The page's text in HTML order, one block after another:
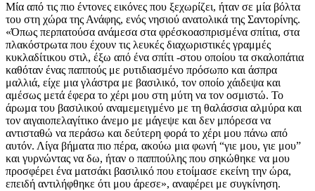
Μία από τις πιο έντονες εικόνες που ξεχωρίζει, ήταν σε μία βόλτα
του στη χώρα της Ανάφης, ενός νησιού ανατολικά της Σαντορίνης.
«Όπως περπατούσα ανάμεσα στα φρέσκοασπρισμένα σπίτια, στα
πλακόστρωτα που έχουν τις λευκές διαχωριστικές γραμμές
κυκλαδίτικου στιλ, έξω από ένα σπίτι -στου οποίου τα σκαλοπάτια
καθόταν ένας παππούς με ρυτιδιασμένο πρόσωπο και άσπρα
μαλλιά, είχε μια γλάστρα με βασιλικό, τον οποίο χάιδεψα και
αμέσως μετά έφερα το χέρι μου στη μύτη να τον οσμιστώ. Το
άρωμα του βασιλικού αναμεμειγμένο με τη θαλάσσια αλμύρα και
τον αιγαιοπελαγίτικο άνεμο με μάγεψε και δεν μπόρεσα να
αντισταθώ να περάσω και δεύτερη φορά το χέρι μου πάνω από
αυτόν. Λίγα βήματα πιο πέρα, ακούω μια φωνή “γιε μου, γιε μου”
και γυρνώντας να δω, ήταν ο παππούλης που σηκώθηκε να μου
προσφέρει ένα ματσάκι βασιλικό που ετοίμασε εκείνη την ώρα,
επειδή αντιλήφθηκε ότι μου άρεσε», αναφέρει με συγκίνηση.